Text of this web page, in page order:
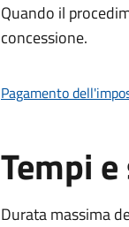
Quando il
concessione.
Pagamento
Tempi
Durata massima